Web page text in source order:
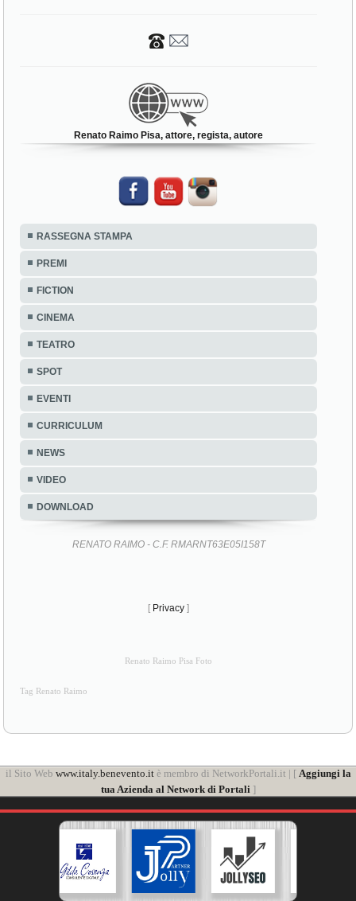
Renato Raimo Pisa, attore, regista, autore
RASSEGNA STAMPA
PREMI
FICTION
CINEMA
TEATRO
SPOT
EVENTI
CURRICULUM
NEWS
VIDEO
DOWNLOAD
RENATO RAIMO - C.F. RMARNT63E05I158T
[ Privacy ]
Renato Raimo Pisa Foto
Tag Renato Raimo
il Sito Web www.italy.benevento.itè membro di NetworkPortali.it | [ Aggiungi la
tua Azienda al Network di Portali ]